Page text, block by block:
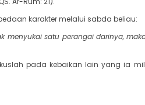
karakter melalui sabda beliau:
satu perangai darinya,
pada kebaikan lain yang ia